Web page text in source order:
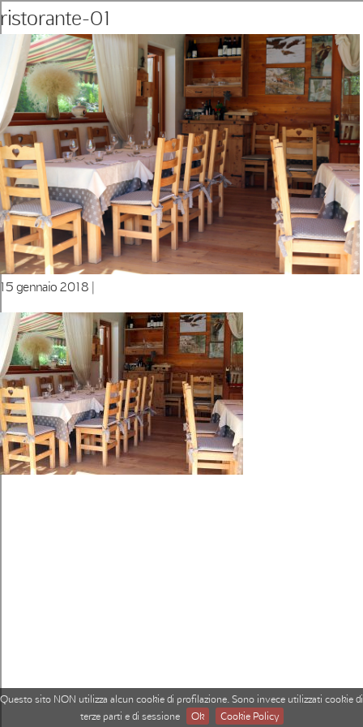
Questo sito NON utilizza alcun cookie di profilazione. Sono invece utilizzati cookie di
terze parti e di sessione
Ok Cookie Policy
ristorante-01
15 gennaio 2018 |